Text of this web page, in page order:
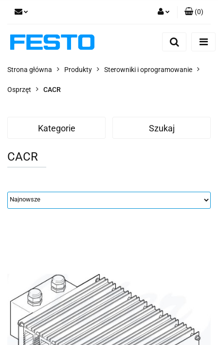
Dodaj zgłoszenie
(0)
Strona główna Produkty Sterowniki i oprogramowanie
Osprzęt CACR
Kategorie Szukaj
CACR